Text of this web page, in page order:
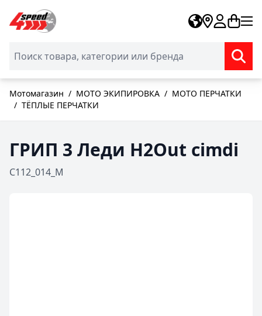
Skip to Content
Мотомагазин / МОТО ЭКИПИРОВКА / МОТО ПЕРЧАТКИ
/ ТЁПЛЫЕ ПЕРЧАТКИ
ГРИП 3 Леди H2Out cimdi
C112_014_M